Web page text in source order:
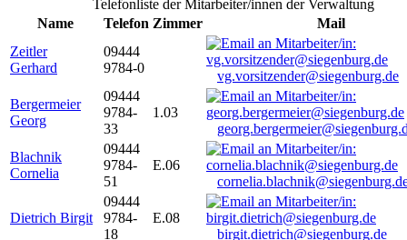
Telefonliste der Mitarbeiter/innen der Verwaltung
Name
Telefon Zimmer
Mail
Zeitler
Gerhard
09444
9784-0
vg.vorsitzender@siegenburg.de
Bergermeier
Georg
09444
9784-
33
1.03
Blachnik
Cornelia
09444
9784-
51
E.06
Dietrich Birgit
09444
9784-
18
E.08
birgit.dietrich@siegenburg.de